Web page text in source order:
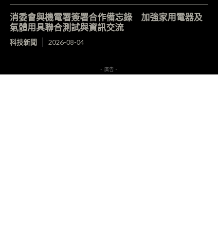
消委會與機電署簽署合作備忘錄 加強家用電器及
氣體用具聯合測試與資訊交流
科技新聞 2026-08-04
- 廣告 -